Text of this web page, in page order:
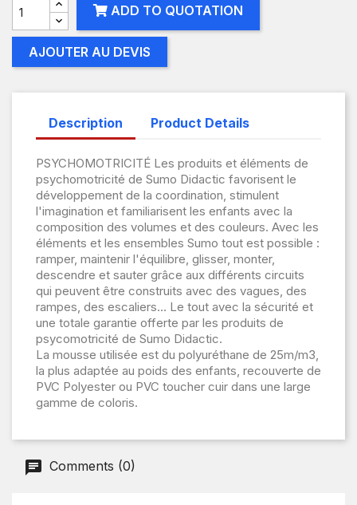
ADD TO QUOTATION
AJOUTER AU DEVIS
Description Product Details
PSYCHOMOTRICITÉ Les produits et éléments de
psychomotricité de Sumo Didactic favorisent le
développement de la coordination, stimulent
l'imagination et familiarisent les enfants avec la
composition des volumes et des couleurs. Avec les
éléments et les ensembles Sumo tout est possible :
ramper, maintenir l'équilibre, glisser, monter,
descendre et sauter grâce aux différents circuits
qui peuvent être construits avec des vagues, des
rampes, des escaliers... Le tout avec la sécurité et
une totale garantie offerte par les produits de
psycomotricité de Sumo Didactic.
La mousse utilisée est du polyuréthane de 25m/m3,
la plus adaptée au poids des enfants, recouverte de
PVC Polyester ou PVC toucher cuir dans une large
gamme de coloris.
Comments (0)